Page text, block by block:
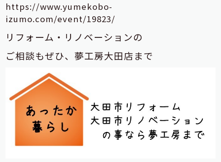
https://www.yumekobo-
izumo.com/event/19823/
リフォーム・リノベーションの
ご相談もぜひ、夢工房大田店まで